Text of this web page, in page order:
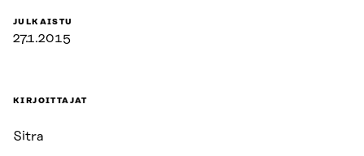
JULKAISTU
27.1.2015
KIRJOITTAJAT
Sitra